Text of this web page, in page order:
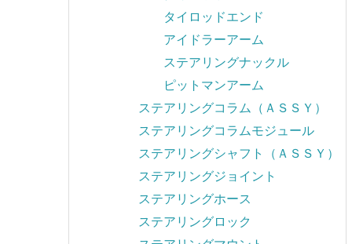
タイロッドエンド
アイドラーアーム
ステアリングナックル
ピットマンアーム
ステアリングコラム（ＡＳＳＹ）
ステアリングコラムモジュール
ステアリングシャフト（ＡＳＳＹ）
ステアリングジョイント
ステアリングホース
ステアリングロック